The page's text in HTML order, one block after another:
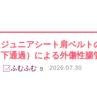
ジュニアシート肩ベルト
下通過）による外傷性腸
9 2026.07.30